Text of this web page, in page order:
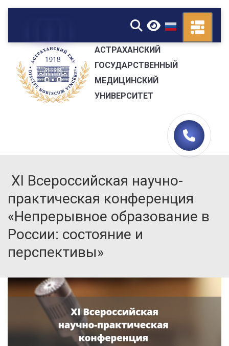
▼
АСТРАХАНСКИЙ
ГОСУДАРСТВЕННЫЙ
МЕДИЦИНСКИЙ
УНИВЕРСИТЕТ
XI Всероссийская научно-
практическая конференция
«Непрерывное образование в
России: состояние и
перспективы»